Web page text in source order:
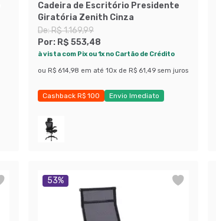
Cadeira de Escritório Presidente
Giratória Zenith Cinza
De:R$ 1.169,99
Por: R$ 553,48
à vista com Pix ou 1x no Cartão de Crédito
ou R$ 614,98 em até 10x de R$ 61,49 sem juros
Cashback R$ 100
Envio Imediato
53%